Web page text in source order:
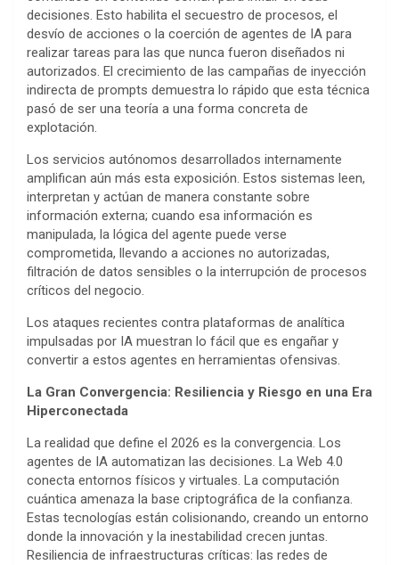
decisiones. Esto habilita el secuestro de procesos, el
desvío de acciones o la coerción de agentes de IA para
realizar tareas para las que nunca fueron diseñados ni
autorizados. El crecimiento de las campañas de inyección
indirecta de prompts demuestra lo rápido que esta técnica
pasó de ser una teoría a una forma concreta de
explotación.
Los servicios autónomos desarrollados internamente
amplifican aún más esta exposición. Estos sistemas leen,
interpretan y actúan de manera constante sobre
información externa; cuando esa información es
manipulada, la lógica del agente puede verse
comprometida, llevando a acciones no autorizadas,
filtración de datos sensibles o la interrupción de procesos
críticos del negocio.
Los ataques recientes contra plataformas de analítica
impulsadas por IA muestran lo fácil que es engañar y
convertir a estos agentes en herramientas ofensivas.
La Gran Convergencia: Resiliencia y Riesgo en una Era
Hiperconectada
La realidad que define el 2026 es la convergencia. Los
agentes de IA automatizan las decisiones. La Web 4.0
conecta entornos físicos y virtuales. La computación
cuántica amenaza la base criptográfica de la confianza.
Estas tecnologías están colisionando, creando un entorno
donde la innovación y la inestabilidad crecen juntas.
Resiliencia de infraestructuras críticas: las redes de